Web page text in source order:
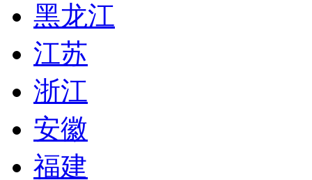
黑龙江
江苏
浙江
安徽
福建